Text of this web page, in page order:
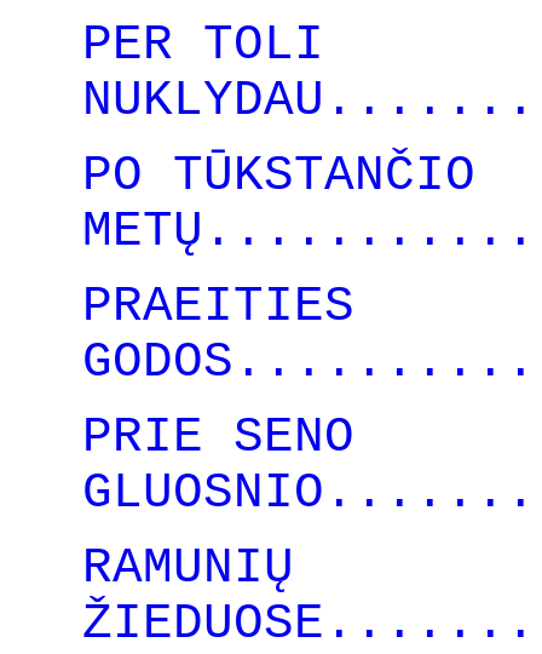
PER TOLI
PO TŪKSTANČIO
PRAEITIES
PRIE SENO
RAMUNIŲ